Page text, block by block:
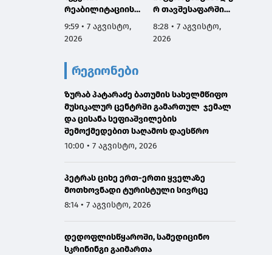
რეაბილიტაციის
სამუშაოები
დაათვალიერა
9:59 • 7 აგვისტო,
2026
რ თავშესაფარში
ძაღლების
ჰიპერპოპულაციის
8:28 • 7 აგვისტო,
2026
რეგიონები
ზურაბ პატარაძე ბათუმის სახელმწიფო
მუსიკალურ ცენტრში გამართულ ჯემალ
და ცისანა სეფიაშვილების
შემოქმედებით საღამოს დაესწრო
10:00 • 7 აგვისტო, 2026
პეტრას ციხე ერთ-ერთი ყველაზე
მოთხოვნადი ტურისტული სივრცე
8:14 • 7 აგვისტო, 2026
დედოფლისწყაროში, სამედიცინო
სკრინინგი გაიმართა